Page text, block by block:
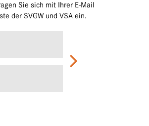
Sie sich mit Ihrer E-Mail
der SVGW und VSA ein.